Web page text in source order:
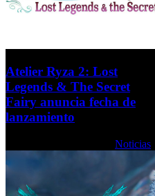
Atelier Ryza 2: Lost
Legends & The Secret
Fairy anuncia fecha de
lanzamiento
Noticias